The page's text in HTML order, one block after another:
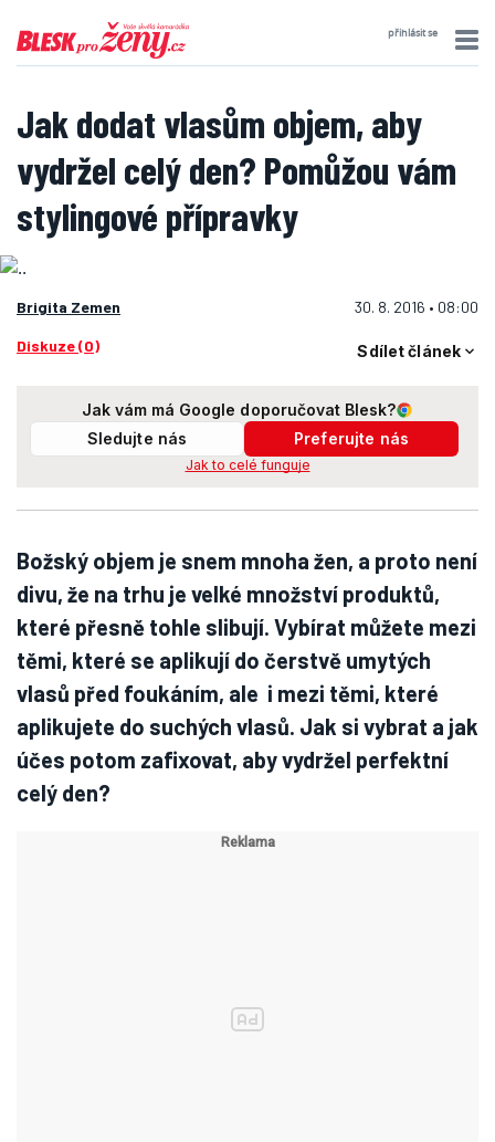
přihlásit se
Jak dodat vlasům objem, aby
vydržel celý den? Pomůžou vám
stylingové přípravky
Brigita Zemen 30. 8. 2016 • 08:00
Diskuze (0) Sdílet článek
Jak vám má Google doporučovat Blesk?
Sledujte nás
Preferujte nás
Jak to celé funguje
Božský objem je snem mnoha žen, a proto není
divu, že na trhu je velké množství produktů,
které přesně tohle slibují. Vybírat můžete mezi
těmi, které se aplikují do čerstvě umytých
vlasů před foukáním, ale i mezi těmi, které
aplikujete do suchých vlasů. Jak si vybrat a jak
účes potom zafixovat, aby vydržel perfektní
celý den?